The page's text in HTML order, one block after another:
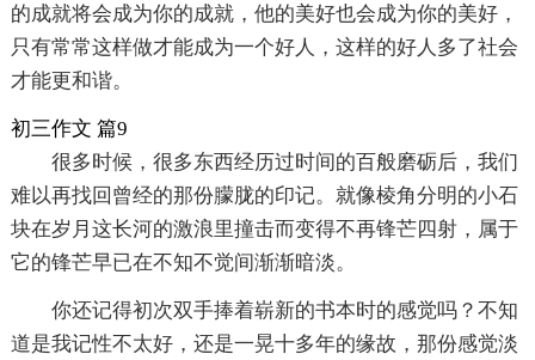
的成就将会成为你的成就，他的美好也会成为你的美好，
只有常常这样做才能成为一个好人，这样的好人多了社会
才能更和谐。
初三作文 篇9
很多时候，很多东西经历过时间的百般磨砺后，我们
难以再找回曾经的那份朦胧的印记。就像棱角分明的小石
块在岁月这长河的激浪里撞击而变得不再锋芒四射，属于
它的锋芒早已在不知不觉间渐渐暗淡。
你还记得初次双手捧着崭新的书本时的感觉吗？不知
道是我记性不太好，还是一晃十多年的缘故，那份感觉淡